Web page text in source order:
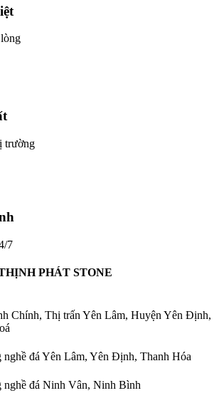
trường
7
PHÁT STONE
Chính, Thị trấn Yên Lâm, Huyện Yên Định,
nghề đá Yên Lâm, Yên Định, Thanh Hóa
nghề đá Ninh Vân, Ninh Bình